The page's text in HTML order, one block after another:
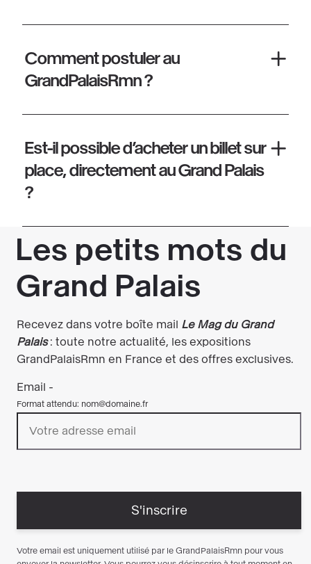
Comment postuler au
GrandPalaisRmn ?
Est-il possible d’acheter un billet sur
place, directement au Grand Palais
?